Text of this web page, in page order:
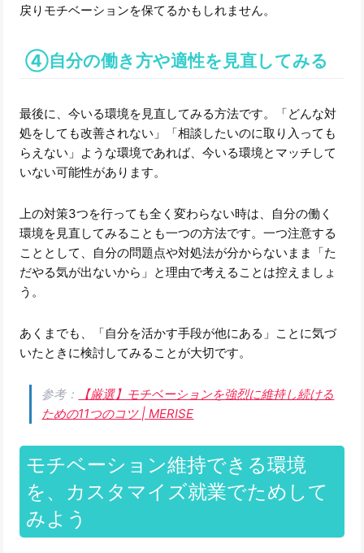
戻りモチベーションを保てるかもしれません。
④自分の働き方や適性を見直してみる
最後に、今いる環境を見直してみる方法です。「どんな対
処をしても改善されない」「相談したいのに取り入っても
らえない」ような環境であれば、今いる環境とマッチして
いない可能性があります。
上の対策3つを行っても全く変わらない時は、自分の働く
環境を見直してみることも一つの方法です。一つ注意する
こととして、自分の問題点や対処法が分からないまま「た
だやる気が出ないから」と理由で考えることは控えましょ
う。
あくまでも、「自分を活かす手段が他にある」ことに気づ
いたときに検討してみることが大切です。
参考：
【厳選】モチベーションを強烈に維持し続ける
ための11つのコツ | MERISE
モチベーション維持できる環境
を、カスタマイズ就業でためして
みよう